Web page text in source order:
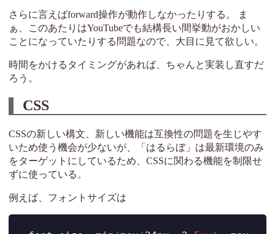
さらに言えばforward操作が動作しなかったりする。 ま
ぁ、このあたりはYouTubeでも結構長い間挙動がおかしい
ことになっていたりする問題なので、大目に見て欲しい。
時間をかけるタイミングがあれば、ちゃんと実装し直すだ
ろう。
CSS
CSSの新しい構文、新しい機能は互換性の問題を生じやす
いため使う機会が少ないが、「はるらぼ」は最新環境のみ
をターゲットにしているため、CSSに関わる機能を制限せ
ずに使っている。
例えば、フォントサイズは